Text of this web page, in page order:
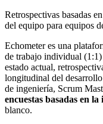
Retrospectivas basadas
del equipo para equipos
Echometer es una
de trabajo individual (1:1)
estado actual,
longitudinal del
de ingeniería, Scrum
encuestas basadas en la
blanco.